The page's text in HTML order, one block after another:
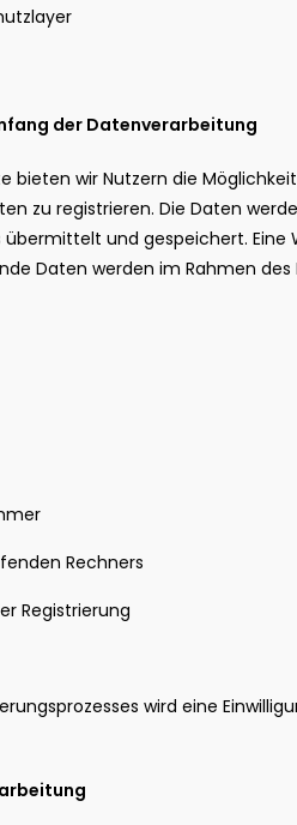
der Datenverarbeitung
bieten wir Nutzern die
zu registrieren. Die Daten
und gespeichert. Eine
Daten werden im Rahmen des
Rechners
Registrierung
wird eine